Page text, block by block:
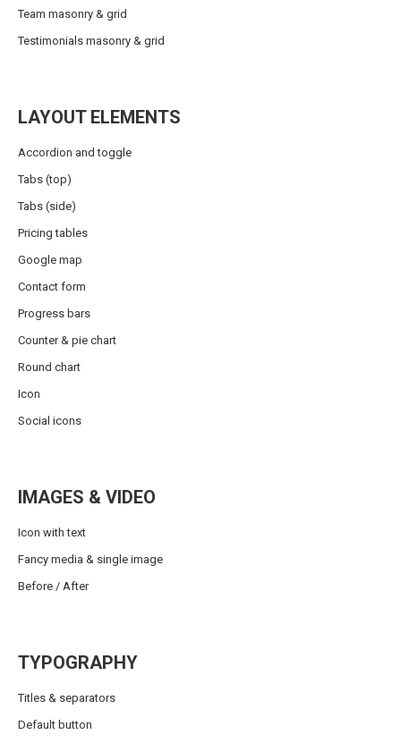
Team masonry & grid
Testimonials masonry & grid
LAYOUT ELEMENTS
Accordion and toggle
Tabs (top)
Tabs (side)
Pricing tables
Google map
Contact form
Progress bars
Counter & pie chart
Round chart
Icon
Social icons
IMAGES & VIDEO
Icon with text
Fancy media & single image
Before / After
TYPOGRAPHY
Titles & separators
Default button